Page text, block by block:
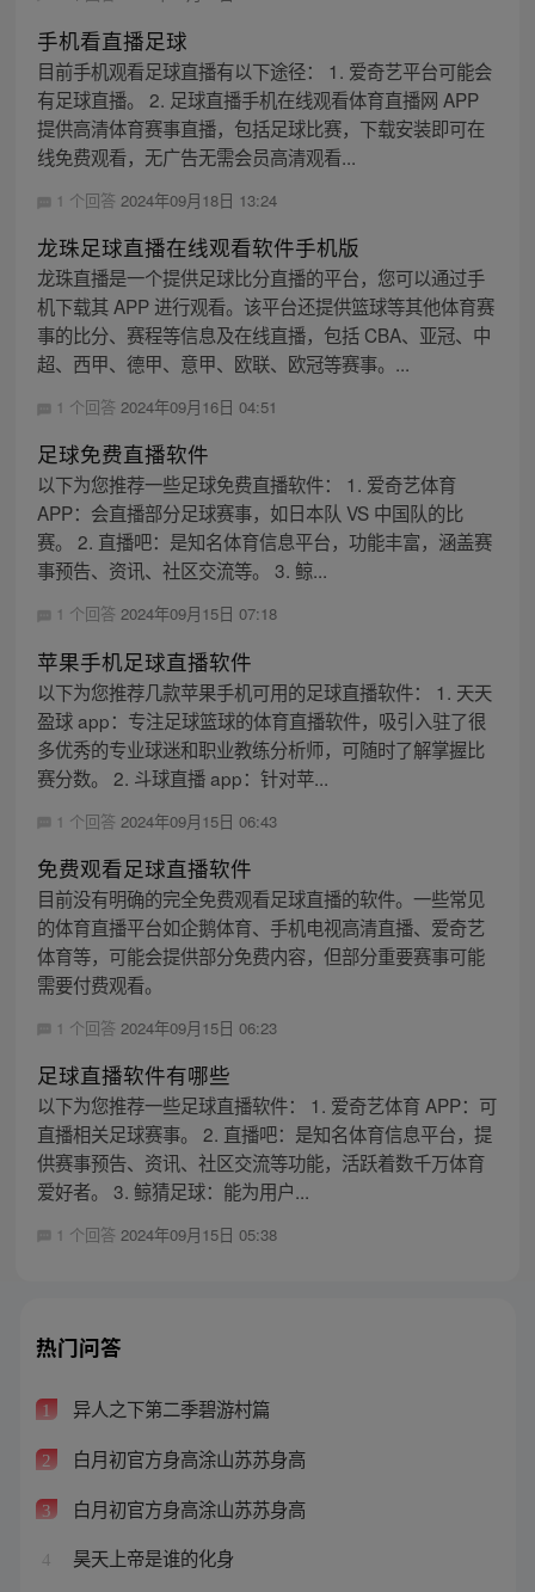
手机看直播足球
目前手机观看足球直播有以下途径： 1. 爱奇艺平台可能会
有足球直播。 2. 足球直播手机在线观看体育直播网 APP
提供高清体育赛事直播，包括足球比赛，下载安装即可在
线免费观看，无广告无需会员高清观看...
1 个回答 2024年09月18日 13:24
龙珠足球直播在线观看软件手机版
龙珠直播是一个提供足球比分直播的平台，您可以通过手
机下载其 APP 进行观看。该平台还提供篮球等其他体育赛
事的比分、赛程等信息及在线直播，包括 CBA、亚冠、中
超、西甲、德甲、意甲、欧联、欧冠等赛事。...
1 个回答 2024年09月16日 04:51
足球免费直播软件
以下为您推荐一些足球免费直播软件： 1. 爱奇艺体育
APP：会直播部分足球赛事，如日本队 VS 中国队的比
赛。 2. 直播吧：是知名体育信息平台，功能丰富，涵盖赛
事预告、资讯、社区交流等。 3. 鲸...
1 个回答 2024年09月15日 07:18
苹果手机足球直播软件
以下为您推荐几款苹果手机可用的足球直播软件： 1. 天天
盈球 app：专注足球篮球的体育直播软件，吸引入驻了很
多优秀的专业球迷和职业教练分析师，可随时了解掌握比
赛分数。 2. 斗球直播 app：针对苹...
1 个回答 2024年09月15日 06:43
免费观看足球直播软件
目前没有明确的完全免费观看足球直播的软件。一些常见
的体育直播平台如企鹅体育、手机电视高清直播、爱奇艺
体育等，可能会提供部分免费内容，但部分重要赛事可能
需要付费观看。
1 个回答 2024年09月15日 06:23
足球直播软件有哪些
以下为您推荐一些足球直播软件： 1. 爱奇艺体育 APP：可
直播相关足球赛事。 2. 直播吧：是知名体育信息平台，提
供赛事预告、资讯、社区交流等功能，活跃着数千万体育
爱好者。 3. 鲸猜足球：能为用户...
1 个回答 2024年09月15日 05:38
热门问答
1 异人之下第二季碧游村篇
2 白月初官方身高涂山苏苏身高
3 白月初官方身高涂山苏苏身高
4 昊天上帝是谁的化身